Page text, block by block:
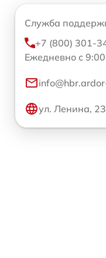
Служба
+7 (800) 301-
Ежедневно с
ул. Ленина, 23